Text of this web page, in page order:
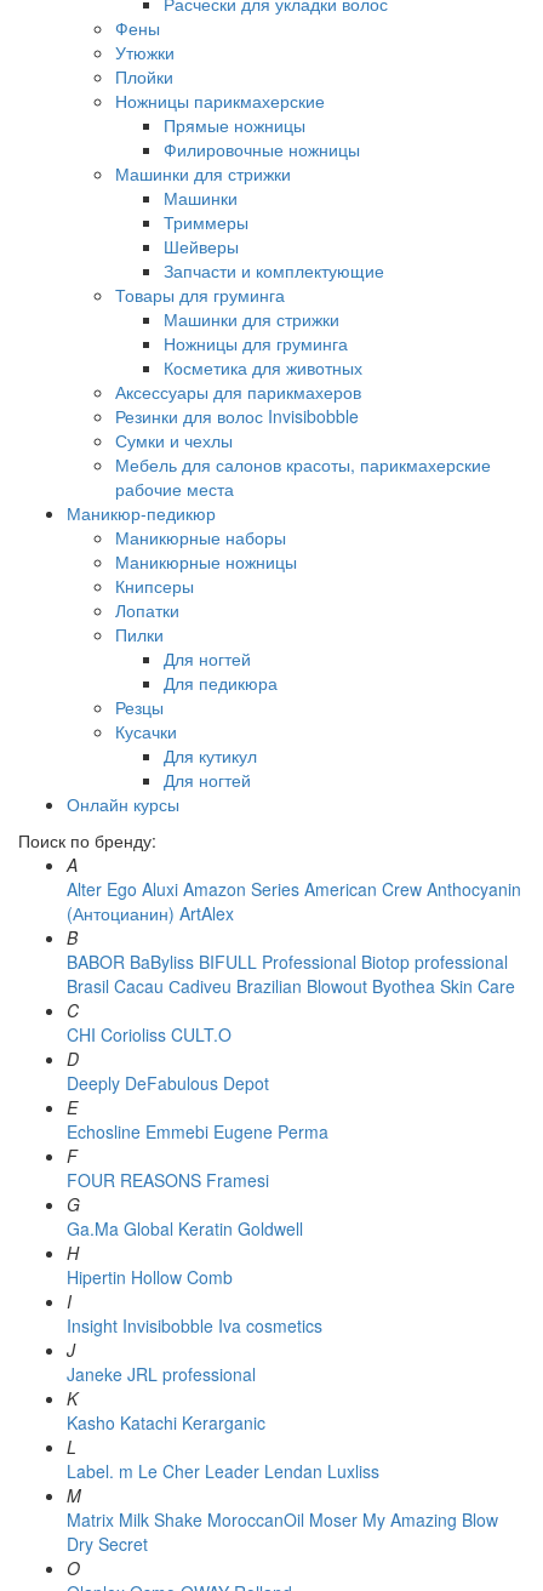
Фены
Утюжки
Плойки
Ножницы парикмахерские
Прямые ножницы
Филировочные ножницы
Машинки для стрижки
Машинки
Триммеры
Шейверы
Запчасти и комплектующие
Товары для груминга
Машинки для стрижки
Ножницы для груминга
Косметика для животных
Аксессуары для парикмахеров
Резинки для волос Invisibobble
Сумки и чехлы
Мебель для салонов красоты, парикмахерские
рабочие места
Маникюр-педикюр
Маникюрные наборы
Маникюрные ножницы
Книпсеры
Лопатки
Пилки
Для ногтей
Для педикюра
Резцы
Кусачки
Для кутикул
Для ногтей
Онлайн курсы
Поиск по бренду:
A
Alter Ego Aluxi Amazon Series American Crew Anthocyanin
(Антоцианин) ArtAlex
B
BABOR BaByliss BIFULL Professional Biotop professional
Brasil Cacau Сadiveu Brazilian Blowout Byothea Skin Care
C
CHI Corioliss CULT.O
D
Deeply DeFabulous Depot
E
Echosline Emmebi Eugene Perma
F
FOUR REASONS Framesi
G
Ga.Ma Global Keratin Goldwell
H
Hipertin Hollow Comb
I
Insight Invisibobble Iva cosmetics
J
Janeke JRL professional
K
Kasho Katachi Kerarganic
L
Label. m Le Cher Leader Lendan Luxliss
M
Matrix Milk Shake MoroccanOil Moser My Amazing Blow
Dry Secret
O